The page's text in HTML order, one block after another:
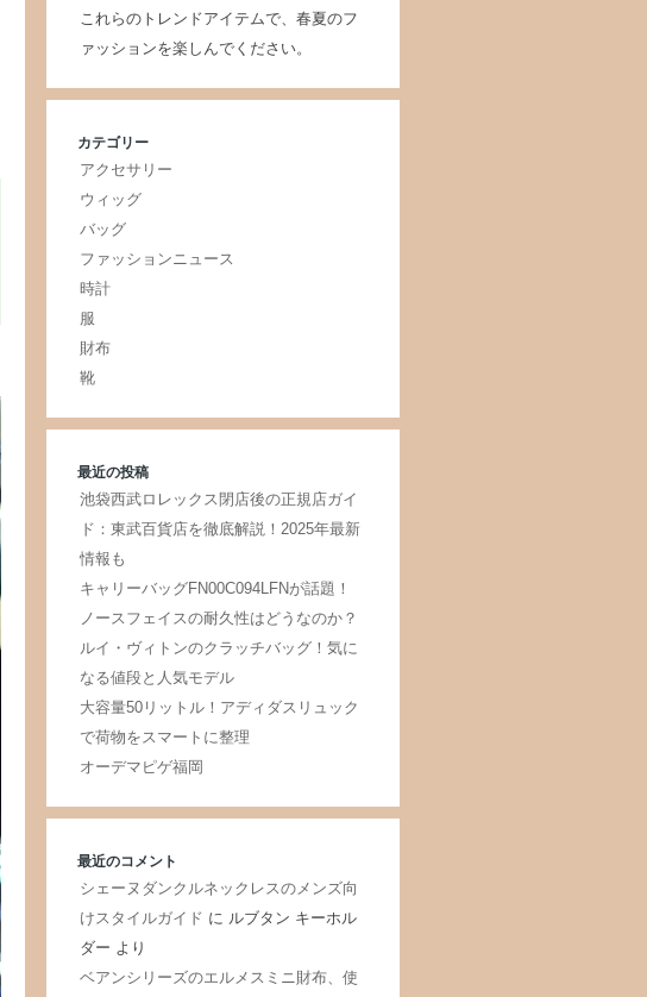
これらのトレンドアイテムで、春夏のフ
ァッションを楽しんでください。
カテゴリー
アクセサリー
ウィッグ
バッグ
ファッションニュース
時計
服
財布
靴
最近の投稿
池袋西武ロレックス閉店後の正規店ガイ
ド：東武百貨店を徹底解説！2025年最新
情報も
キャリーバッグFN00C094LFNが話題！
ノースフェイスの耐久性はどうなのか？
ルイ・ヴィトンのクラッチバッグ！気に
なる値段と人気モデル
大容量50リットル！アディダスリュック
で荷物をスマートに整理
オーデマピゲ福岡
最近のコメント
シェーヌダンクルネックレスのメンズ向
けスタイルガイド に ルブタン キーホル
ダー より
ベアンシリーズのエルメスミニ財布、使